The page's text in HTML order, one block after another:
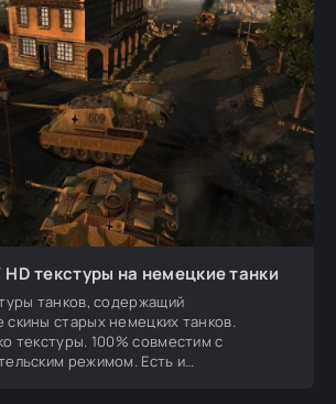
текстуры на немецкие танки
танков, содержащий
старых немецких танков.
текстуры. 100% совместим с
режимом. Есть и